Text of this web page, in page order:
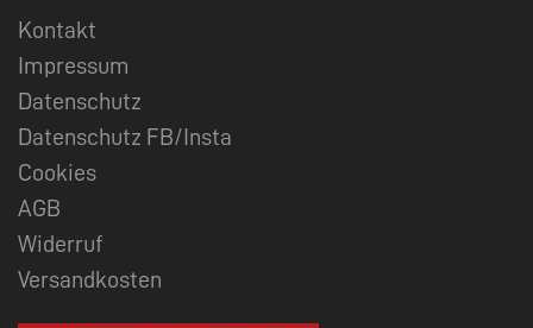
Kontakt
Impressum
Datenschutz
Datenschutz FB/Insta
Cookies
AGB
Widerruf
Versandkosten